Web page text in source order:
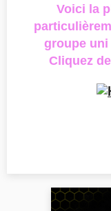
Voici la
groupe uni
Cliquez